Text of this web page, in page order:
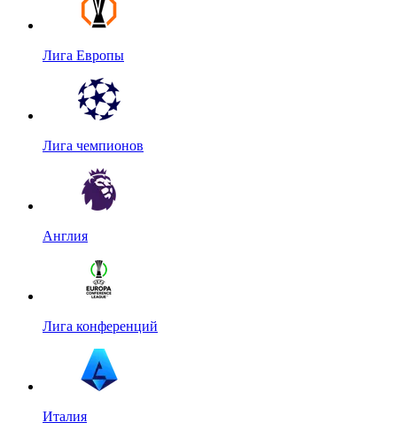
Лига Европы
Лига чемпионов
Англия
Лига конференций
Италия